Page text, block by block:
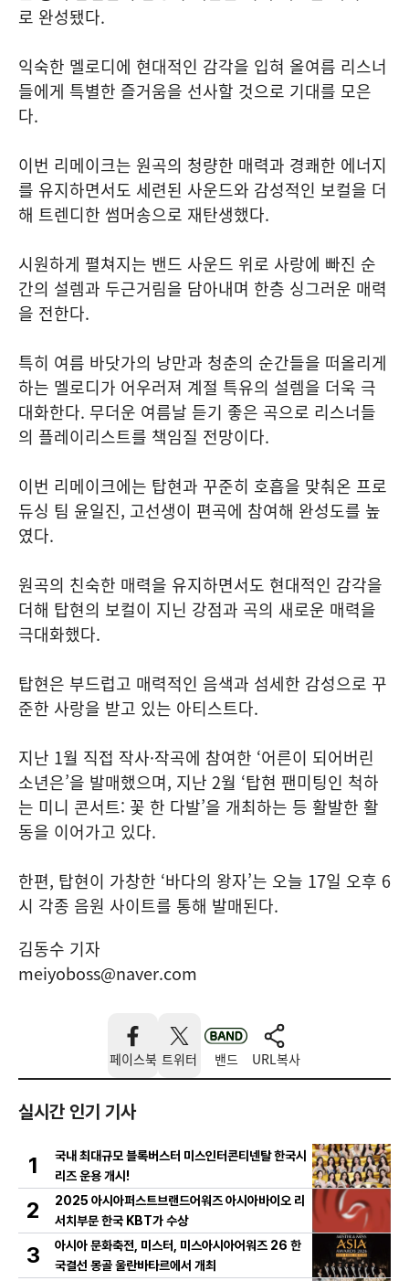
로 완성됐다.
익숙한 멜로디에 현대적인 감각을 입혀 올여름 리스너
들에게 특별한 즐거움을 선사할 것으로 기대를 모은
다.
이번 리메이크는 원곡의 청량한 매력과 경쾌한 에너지
를 유지하면서도 세련된 사운드와 감성적인 보컬을 더
해 트렌디한 썸머송으로 재탄생했다.
시원하게 펼쳐지는 밴드 사운드 위로 사랑에 빠진 순
간의 설렘과 두근거림을 담아내며 한층 싱그러운 매력
을 전한다.
특히 여름 바닷가의 낭만과 청춘의 순간들을 떠올리게
하는 멜로디가 어우러져 계절 특유의 설렘을 더욱 극
대화한다. 무더운 여름날 듣기 좋은 곡으로 리스너들
의 플레이리스트를 책임질 전망이다.
이번 리메이크에는 탑현과 꾸준히 호흡을 맞춰온 프로
듀싱 팀 윤일진, 고선생이 편곡에 참여해 완성도를 높
였다.
원곡의 친숙한 매력을 유지하면서도 현대적인 감각을
더해 탑현의 보컬이 지닌 강점과 곡의 새로운 매력을
극대화했다.
탑현은 부드럽고 매력적인 음색과 섬세한 감성으로 꾸
준한 사랑을 받고 있는 아티스트다.
지난 1월 직접 작사·작곡에 참여한 ‘어른이 되어버린
소년은’을 발매했으며, 지난 2월 ‘탑현 팬미팅인 척하
는 미니 콘서트: 꽃 한 다발’을 개최하는 등 활발한 활
동을 이어가고 있다.
한편, 탑현이 가창한 ‘바다의 왕자’는 오늘 17일 오후 6
시 각종 음원 사이트를 통해 발매된다.
김동수 기자
meiyoboss@naver.com
페이스북 트위터 밴드 URL복사
실시간 인기 기사
1
국내 최대규모 블록버스터 미스인터콘티넨탈 한국시
리즈 운용 개시!
2
2025 아시아퍼스트브랜드어워즈 아시아바이오 리
서치부문 한국 KBT가 수상
3
아시아 문화축전, 미스터, 미스아시아어워즈 26 한
국결선 몽골 울란바타르에서 개최